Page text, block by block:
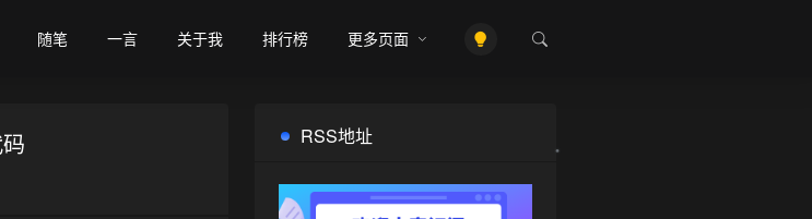
随笔 一言 关于我 排行榜 更多页面
RSS地址